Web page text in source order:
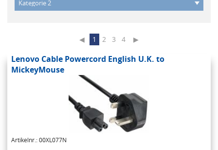
◀ 1 2 3 4 ▶
Lenovo Cable Powercord English U.K. to
MickeyMouse
Artikelnr.: 00XL077N